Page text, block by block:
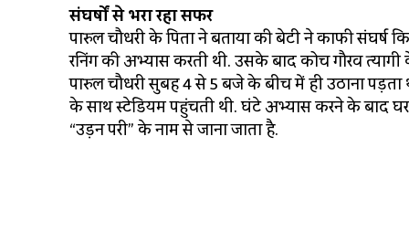
संघर्षों से भरा रहा सफर
पारुल चौधरी के पिता ने बताया की बेटी ने काफी
रनिंग की अभ्यास करती थी. उसके बाद कोच गौरव
पारुल चौधरी सुबह 4 से 5 बजे के बीच में ही उठाना
के साथ स्टेडियम पहुंचती थी. घंटे अभ्यास करने के बाद
“उड़न परी” के नाम से जाना जाता है.